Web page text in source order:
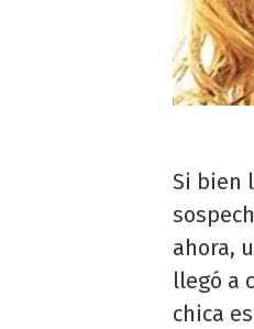
Si bien
ahora,
llegó a
chica